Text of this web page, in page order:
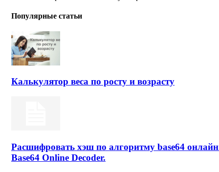
Популярные статьи
Калькулятор веса по росту и возрасту
Расшифровать хэш по алгоритму base64
Base64 Online Decoder.